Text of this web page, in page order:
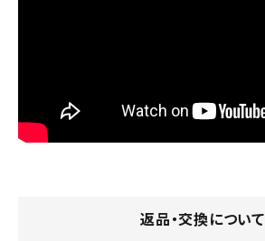
返品・交換について